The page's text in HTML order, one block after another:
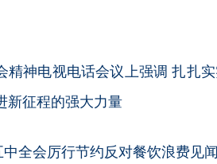
精神电视电话会议上强调 扎扎
新征程的强大力量
全会厉行节约反对餐饮浪费见